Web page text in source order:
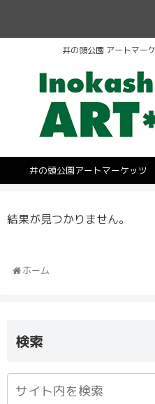
井の頭公園 アートマー
井の頭公園アートマーケッツ
結果が見つかりません。
ホーム
検索